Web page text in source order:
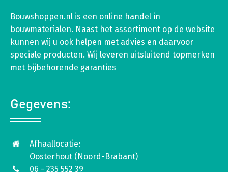
Bouwshoppen.nl is een online handel in
bouwmaterialen. Naast het assortiment op de website
kunnen wij u ook helpen met advies en daarvoor
speciale producten. Wij leveren uitsluitend topmerken
met bijbehorende garanties
Gegevens:
Afhaallocatie:
Oosterhout (Noord-Brabant)
06 - 235 552 39